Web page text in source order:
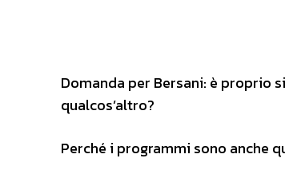
Domanda per Bersani: è proprio
qualcos’altro?
Perché i programmi sono anche